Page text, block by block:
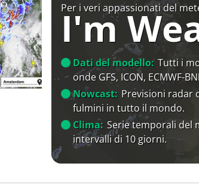
Per i veri appassionati del
I'm
Dati del modello: Tutti i
onde GFS, ICON, ECMWF-
Nowcast: Previsioni radar
fulmini in tutto il mondo.
Clima: Serie temporali del
intervalli di 10 giorni.